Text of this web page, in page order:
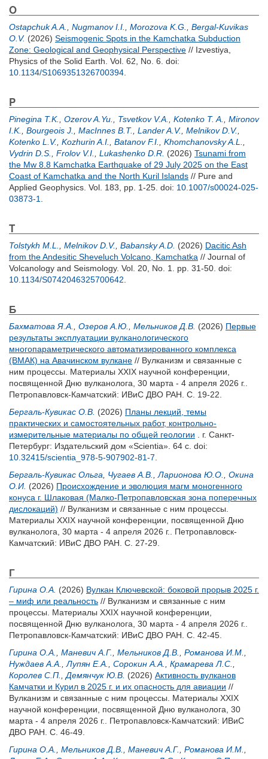
O
Ostapchuk A.A. Nugmanov I.I. Morozova K.G.
Bergal-Kuvikas
O.V. (2026) Seismogenic Spots in the Kamchatka Subduction
Zone: Geological and Geophysical Perspective // Izvestiya,
Physics of the Solid Earth. Vol. 62, No. 6. doi:
10.1134/S1069351326700394
P
Pinegina T.K. Ozerov A.Yu. Tsvetkov V.A. Kotenko T. A.
Mironov
I.K.
Bourgeois J. MacInnes B.T. Lander A.V. Melnikov D.V.
Kotenko L.V. Kozhurin A.I. Batanov F.I. Khomchanovsky A.L.
Vydrin D.S.
Frolov V.I. Lukashenko D.R. (2026) Tsunami from
the Mw 8.8 Kamchatka Earthquake of 29 July 2025 on the East
Coast of Kamchatka and the North Kuril Islands // Pure and
Applied Geophysics. Vol. 183, pp. 1-25. doi: 10.1007/s00024-025-
03873-1
T
Tolstykh M.L. Melnikov D.V. Babansky A.D. (2026) Dacitic Ash
from the Andesitic Sheveluch Volcano, Kamchatka // Journal of
Volcanology and Seismology. Vol. 20, No. 1. pp. 31-50. doi:
10.1134/S0742046325700642
Б
Бахматова Я.А. Озеров А.Ю. Мельников Д.В. (2026) Первые
результаты эксплуатации вулканологического
многопараметрического автоматизированного комплекса
(ВМАК) на Авачинском вулкане // Вулканизм и связанные с
ним процессы. Материалы XXIX научной конференции,
посвященной Дню вулканолога, 30 марта - 4 апреля 2026 г..
Петропавловск-Камчатский: ИВиС ДВО РАН. С. 19-22.
Бергаль-Кувикас О.В. (2026) Планы лекций, темы
практических и самостоятельных работ, контрольно-
измерительные материалы по общей геологии . г. Санкт-
Петербург: Издательский дом «Scientia». 64 с. doi:
10.32415/scientia_978-5-907902-81-7
Бергаль-Кувикас Ольга
Чугаев А.В. Ларионова Ю.О.
Окина
О.И. (2026) Происхождение и эволюция магм моногенного
конуса г. Шлаковая (Малко-Петропавловская зона поперечных
дислокаций) // Вулканизм и связанные с ним процессы.
Материалы XXIX научной конференции, посвященной Дню
вулканолога, 30 марта - 4 апреля 2026 г.. Петропавловск-
Камчатский: ИВиС ДВО РАН. С. 27-29.
Г
Гирина О.А. (2026) Вулкан Ключевской: боковой прорыв 2025 г.
– миф или реальность // Вулканизм и связанные с ним
процессы. Материалы XXIX научной конференции,
посвященной Дню вулканолога, 30 марта - 4 апреля 2026 г..
Петропавловск-Камчатский: ИВиС ДВО РАН. С. 42-45.
Гирина О.А.
Маневич А.Г. Мельников Д.В. Романова И.М.
Нуждаев А.А.
Лупян Е.А. Сорокин А.А. Крамарева Л.С.
Королев С.П.
Демянчук Ю.В. (2026) Активность вулканов
Камчатки и Курил в 2025 г. и их опасность для авиации //
Вулканизм и связанные с ним процессы. Материалы XXIX
научной конференции, посвященной Дню вулканолога, 30
марта - 4 апреля 2026 г.. Петропавловск-Камчатский: ИВиС
ДВО РАН. С. 46-49.
Гирина О.А.
Мельников Д.В. Маневич А.Г. Романова И.М.